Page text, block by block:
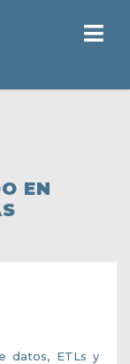
EN
datos, ETLs y